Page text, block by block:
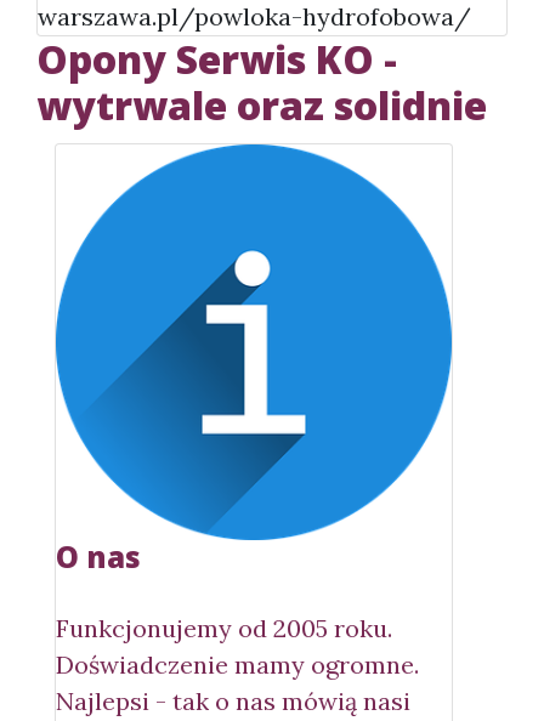
warszawa.pl/powloka-hydrofobowa/
Opony Serwis KO -
wytrwale oraz solidnie
O nas
Funkcjonujemy od 2005 roku.
Doświadczenie mamy ogromne.
Najlepsi - tak o nas mówią nasi